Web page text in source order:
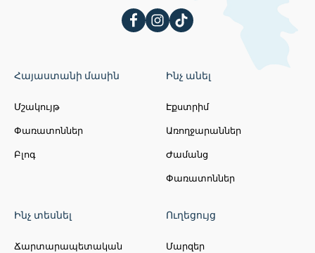
Հայաստանի մասին
Մշակույթ
Փառատոններ
Բլոգ
Ինչ անել
Էքստրիմ
Առողջարաններ
Ժամանց
Փառատոններ
Ինչ տեսնել
Ճարտարապետական
Ուղեցույց
Մարզեր